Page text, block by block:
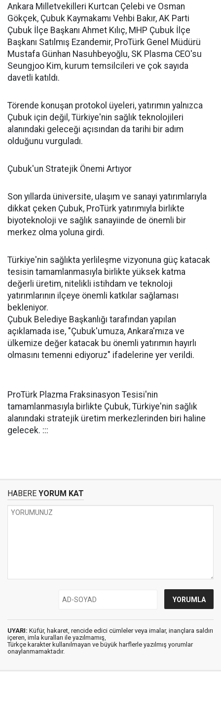
Ankara Milletvekilleri Kurtcan Çelebi ve Osman
Gökçek, Çubuk Kaymakamı Vehbi Bakır, AK Parti
Çubuk İlçe Başkanı Ahmet Kılıç, MHP Çubuk İlçe
Başkanı Satılmış Ezandemir, ProTürk Genel Müdürü
Mustafa Günhan Nasuhbeyoğlu, SK Plasma CEO'su
Seungjoo Kim, kurum temsilcileri ve çok sayıda
davetli katıldı.
Törende konuşan protokol üyeleri, yatırımın yalnızca
Çubuk için değil, Türkiye'nin sağlık teknolojileri
alanındaki geleceği açısından da tarihi bir adım
olduğunu vurguladı.
Çubuk'un Stratejik Önemi Artıyor
Son yıllarda üniversite, ulaşım ve sanayi yatırımlarıyla
dikkat çeken Çubuk, ProTürk yatırımıyla birlikte
biyoteknoloji ve sağlık sanayiinde de önemli bir
merkez olma yoluna girdi.
Türkiye'nin sağlıkta yerlileşme vizyonuna güç katacak
tesisin tamamlanmasıyla birlikte yüksek katma
değerli üretim, nitelikli istihdam ve teknoloji
yatırımlarının ilçeye önemli katkılar sağlaması
bekleniyor.
Çubuk Belediye Başkanlığı tarafından yapılan
açıklamada ise, "Çubuk'umuza, Ankara'mıza ve
ülkemize değer katacak bu önemli yatırımın hayırlı
olmasını temenni ediyoruz" ifadelerine yer verildi.
ProTürk Plazma Fraksinasyon Tesisi'nin
tamamlanmasıyla birlikte Çubuk, Türkiye'nin sağlık
alanındaki stratejik üretim merkezlerinden biri haline
gelecek. :::
HABERE YORUM KAT
UYARI: Küfür, hakaret, rencide edici cümleler veya imalar, inançlara saldırı
içeren, imla kuralları ile yazılmamış,
Türkçe karakter kullanılmayan ve büyük harflerle yazılmış yorumlar
onaylanmamaktadır.